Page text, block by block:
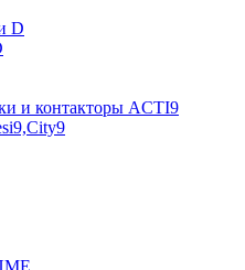
D
и контакторы ACTI9